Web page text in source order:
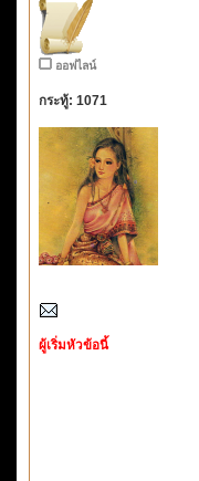
ออฟไลน์
กระทู้: 1071
ผู้เริ่มหัวข้อนี้